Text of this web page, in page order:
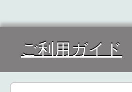
ご利用ガイド